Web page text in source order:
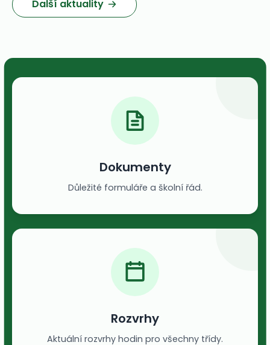
Další aktuality
Dokumenty
Důležité formuláře a školní řád.
Rozvrhy
Aktuální rozvrhy hodin pro všechny třídy.